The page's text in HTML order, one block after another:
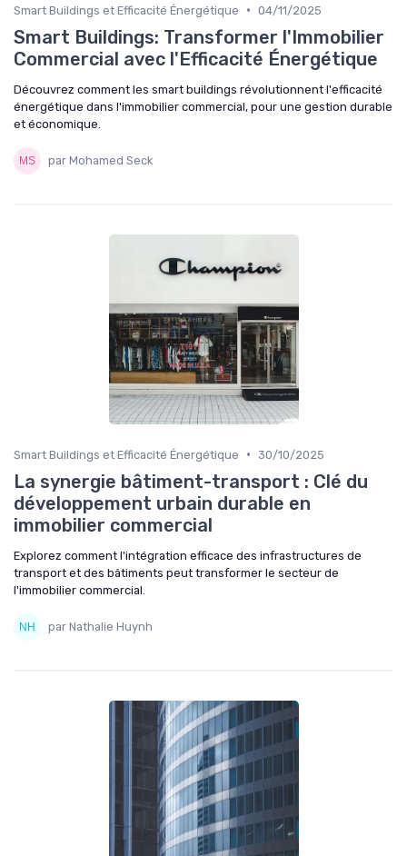
Smart Buildings et Efficacité Énergétique • 04/11/2025
Smart Buildings: Transformer l'Immobilier
Commercial avec l'Efficacité Énergétique
Découvrez comment les smart buildings révolutionnent l'efficacité
énergétique dans l'immobilier commercial, pour une gestion durable
et économique.
par Mohamed Seck
Smart Buildings et Efficacité Énergétique • 30/10/2025
La synergie bâtiment-transport : Clé du
développement urbain durable en
immobilier commercial
Explorez comment l'intégration efficace des infrastructures de
transport et des bâtiments peut transformer le secteur de
l'immobilier commercial.
par Nathalie Huynh